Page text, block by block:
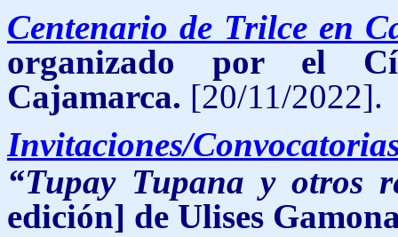
Centenario de Trilce en
organizado por el
Cajamarca. [20/11/2022].
Invitaciones/
“Tupay Tupana y otros
edición] de Ulises